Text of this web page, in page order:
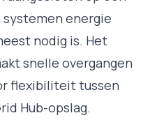
systemen energie
nodig is. Het
snelle overgangen
flexibiliteit tussen
Hub-opslag.